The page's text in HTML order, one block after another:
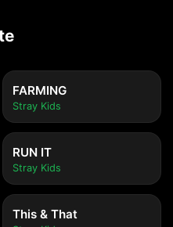
FARMING
Stray Kids
RUN IT
Stray Kids
This & That